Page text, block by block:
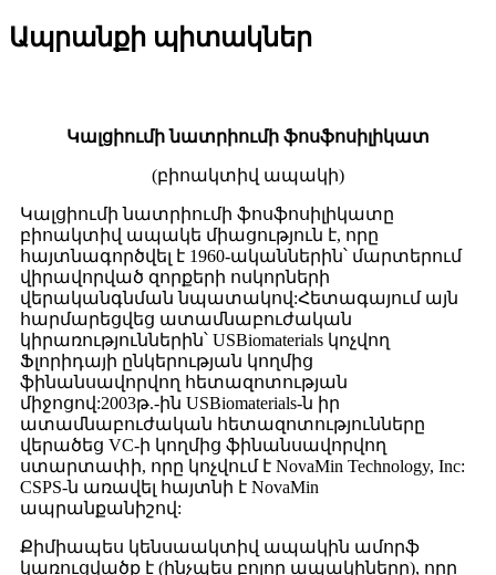
Ապրանքի պիտակներ
Կալցիումի նատրիումի ֆոսֆոսիլիկատ
(բիոակտիվ ապակի)
Կալցիումի նատրիումի ֆոսֆոսիլիկատը
բիոակտիվ ապակե միացություն է, որը
հայտնագործվել է 1960-ականներին՝ մարտերում
վիրավորված զորքերի ոսկորների
վերականգնման նպատակով:Հետագայում այն ​​
հարմարեցվեց ատամնաբուժական
կիրառություններին՝ USBiomaterials կոչվող
Ֆլորիդայի ընկերության կողմից
ֆինանսավորվող հետազոտության
միջոցով:2003թ.-ին USBiomaterials-ն իր
ատամնաբուժական հետազոտությունները
վերածեց VC-ի կողմից ֆինանսավորվող
ստարտափի, որը կոչվում է NovaMin Technology, Inc:
CSPS-ն առավել հայտնի է NovaMin
ապրանքանիշով:
Քիմիապես կենսաակտիվ ապակին ամորֆ
կառուցվածք է (ինչպես բոլոր ապակիները), որը